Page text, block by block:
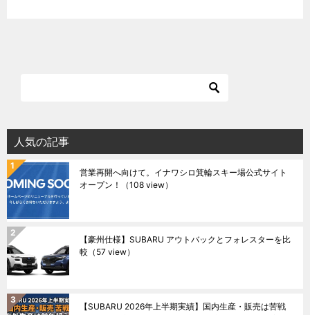
人気の記事
営業再開へ向けて。イナワシロ箕輪スキー場公式サイト
オープン！
（108 view）
【豪州仕様】SUBARU アウトバックとフォレスターを比
較 （57 view）
【SUBARU 2026年上半期実績】国内生産・販売は苦戦